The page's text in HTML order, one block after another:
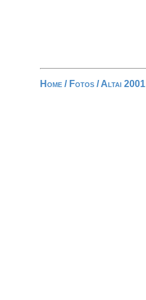
Home / Fotos /Altai 2001